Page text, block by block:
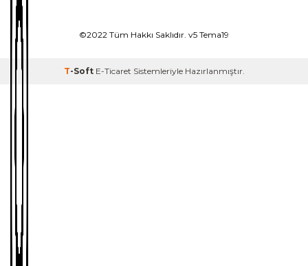
©2022 Tüm Hakkı Saklıdır. v5 Tema19
T-Soft E-Ticaret Sistemleriyle Hazırlanmıştır.